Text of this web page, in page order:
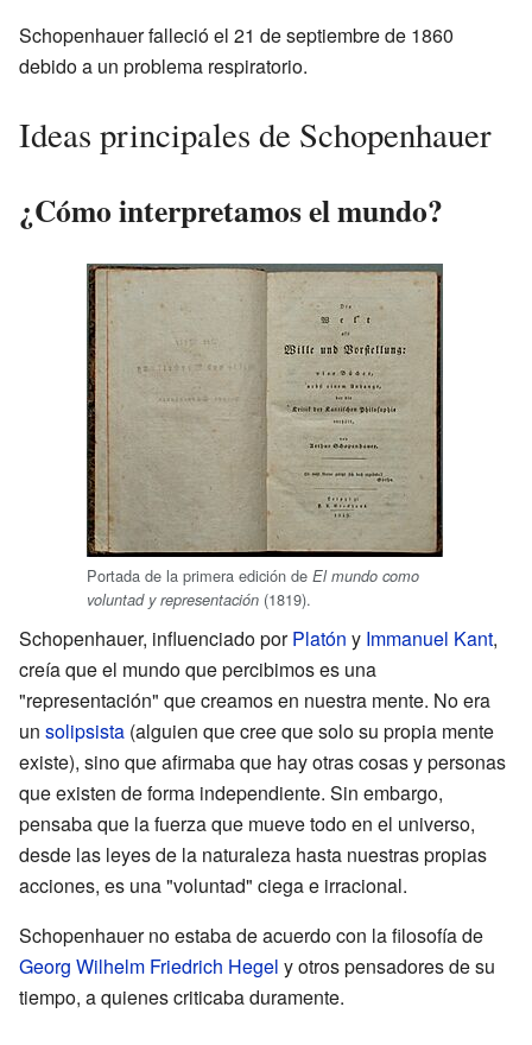
Schopenhauer falleció el 21 de septiembre de 1860
debido a un problema respiratorio.
Ideas principales de Schopenhauer
¿Cómo interpretamos el mundo?
Portada de la primera edición de El mundo como
voluntad y representación (1819).
Schopenhauer, influenciado porPlatón y Immanuel Kant,
creía que el mundo que percibimos es una
"representación" que creamos en nuestra mente. No era
un solipsista (alguien que cree que solo su propia mente
existe), sino que afirmaba que hay otras cosas y personas
que existen de forma independiente. Sin embargo,
pensaba que la fuerza que mueve todo en el universo,
desde las leyes de la naturaleza hasta nuestras propias
acciones, es una "voluntad" ciega e irracional.
Schopenhauer no estaba de acuerdo con la filosofía de
Georg Wilhelm Friedrich Hegel y otros pensadores de su
tiempo, a quienes criticaba duramente.